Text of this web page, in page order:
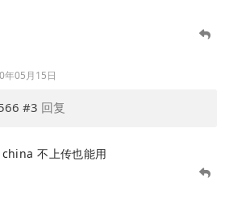
年05月15日
#3 回复
不上传也能用